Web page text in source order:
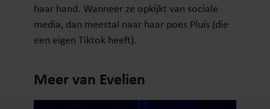
haar hand. Wanneer ze opkijkt van sociale
media, dan meestal naar haar poes Pluis (die
een eigen Tiktok heeft).
Meer van Evelien